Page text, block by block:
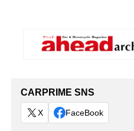
CARPRIME SNS
X FaceBook